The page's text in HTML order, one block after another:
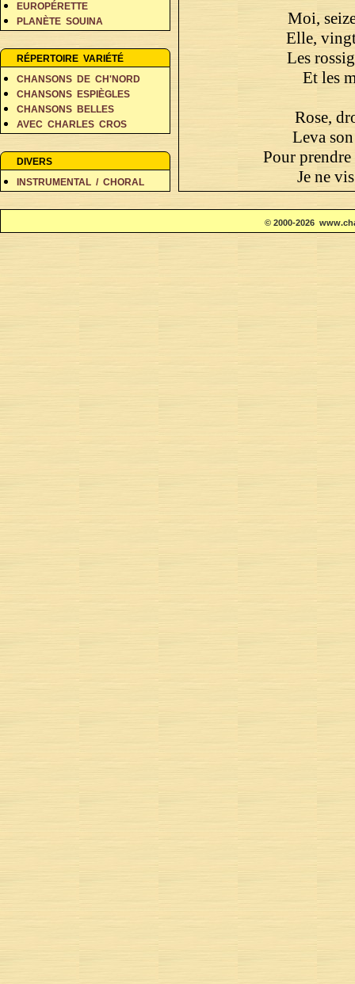
EUROPÉRETTE
PLANÈTE SOUINA
RÉPERTOIRE VARIÉTÉ
CHANSONS DE CH'NORD
CHANSONS ESPIÈGLES
CHANSONS BELLES
AVEC CHARLES CROS
COIN DES POÈTES E-L
COIN DES POÈTES M-V
DIVERS
INSTRUMENTAL / CHORAL
Moi,
Elle,
Les
Et les
Rose,
Leva
Pour prendre
Je ne
Une eau
Sur les
© 2000-2026